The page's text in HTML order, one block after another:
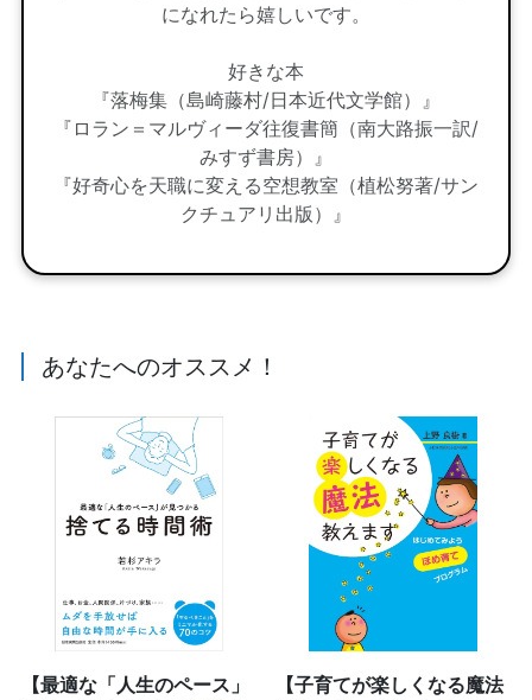
になれたら嬉しいです。
好きな本
『落梅集（島崎藤村/日本近代文学館）』
『ロラン＝マルヴィーダ往復書簡（南大路振一訳/
みすず書房）』
『好奇心を天職に変える空想教室（植松努著/サン
クチュアリ出版）』
あなたへのオススメ！
【最適な「人生のペース」
【子育てが楽しくなる魔法